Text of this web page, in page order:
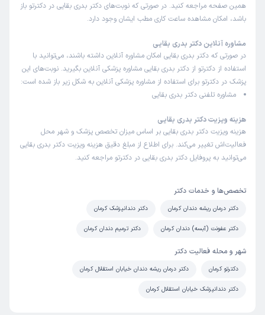
همین صفحه مراجعه کنید. در صورتی که نوبت‌های دکتر بدری بقایی در دکترتو باز
باشد، امکان مشاهده ساعت کاری مطب ایشان وجود دارد.
مشاوره آنلاین دکتر بدری بقایی
در صورتی که دکتر بدری بقایی امکان مشاوره آنلاین داشته باشند، می‌توانید با
استفاده از دکترتو از دکتر بدری بقایی مشاوره پزشکی آنلاین بگیرید. نوبت‌های این
پزشک در دکترتو برای استفاده از مشاوره پزشکی آنلاین به شکل زیر باز شده است:
مشاوره تلفنی دکتر بدری بقایی
هزینه ویزیت دکتر بدری بقایی
هزینه ویزیت دکتر بدری بقایی بر اساس میزان تخصص پزشک و شهر محل
فعالیت‌اش تغییر می‌کند. برای اطلاع از مبلغ دقیق هزینه ویزیت دکتر بدری بقایی
می‌توانید به پروفایل دکتر بدری بقایی در دکترتو مراجعه کنید.
تخصص‌ها و خدمات دکتر
دکتر درمان ریشه دندان کرمان دکتر دندانپزشک کرمان
دکتر عفونت (آبسه) دندان کرمان دکتر ترمیم دندان کرمان
شهر و محله فعالیت دکتر
دکترتو کرمان دکتر درمان ریشه دندان خیابان استقلال کرمان
دکتر دندانپزشک خیابان استقلال کرمان